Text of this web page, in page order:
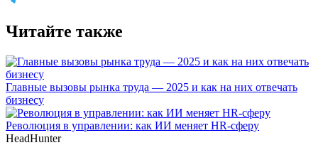
Читайте также
Главные вызовы рынка труда — 2025 и как на них отвечать
бизнесу
Революция в управлении: как ИИ меняет HR-сферу
HeadHunter